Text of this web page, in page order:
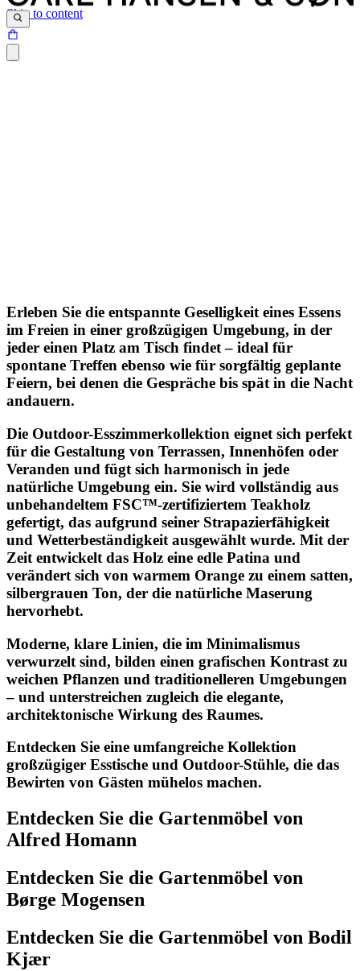
Skip to content
Erleben Sie die entspannte Geselligkeit eines Essens
im Freien in einer großzügigen Umgebung, in der
jeder einen Platz am Tisch findet – ideal für
spontane Treffen ebenso wie für sorgfältig geplante
Feiern, bei denen die Gespräche bis spät in die Nacht
andauern.
Die Outdoor-Esszimmerkollektion eignet sich perfekt
für die Gestaltung von Terrassen, Innenhöfen oder
Veranden und fügt sich harmonisch in jede
natürliche Umgebung ein. Sie wird vollständig aus
unbehandeltem FSC™-zertifiziertem Teakholz
gefertigt, das aufgrund seiner Strapazierfähigkeit
und Wetterbeständigkeit ausgewählt wurde. Mit der
Zeit entwickelt das Holz eine edle Patina und
verändert sich von warmem Orange zu einem satten,
silbergrauen Ton, der die natürliche Maserung
hervorhebt.
Moderne, klare Linien, die im Minimalismus
verwurzelt sind, bilden einen grafischen Kontrast zu
weichen Pflanzen und traditionelleren Umgebungen
– und unterstreichen zugleich die elegante,
architektonische Wirkung des Raumes.
Entdecken Sie eine umfangreiche Kollektion
großzügiger Esstische und Outdoor-Stühle, die das
Bewirten von Gästen mühelos machen.
Entdecken Sie die Gartenmöbel von
Alfred Homann
Entdecken Sie die Gartenmöbel von
Børge Mogensen
Entdecken Sie die Gartenmöbel von Bodil
Kjær